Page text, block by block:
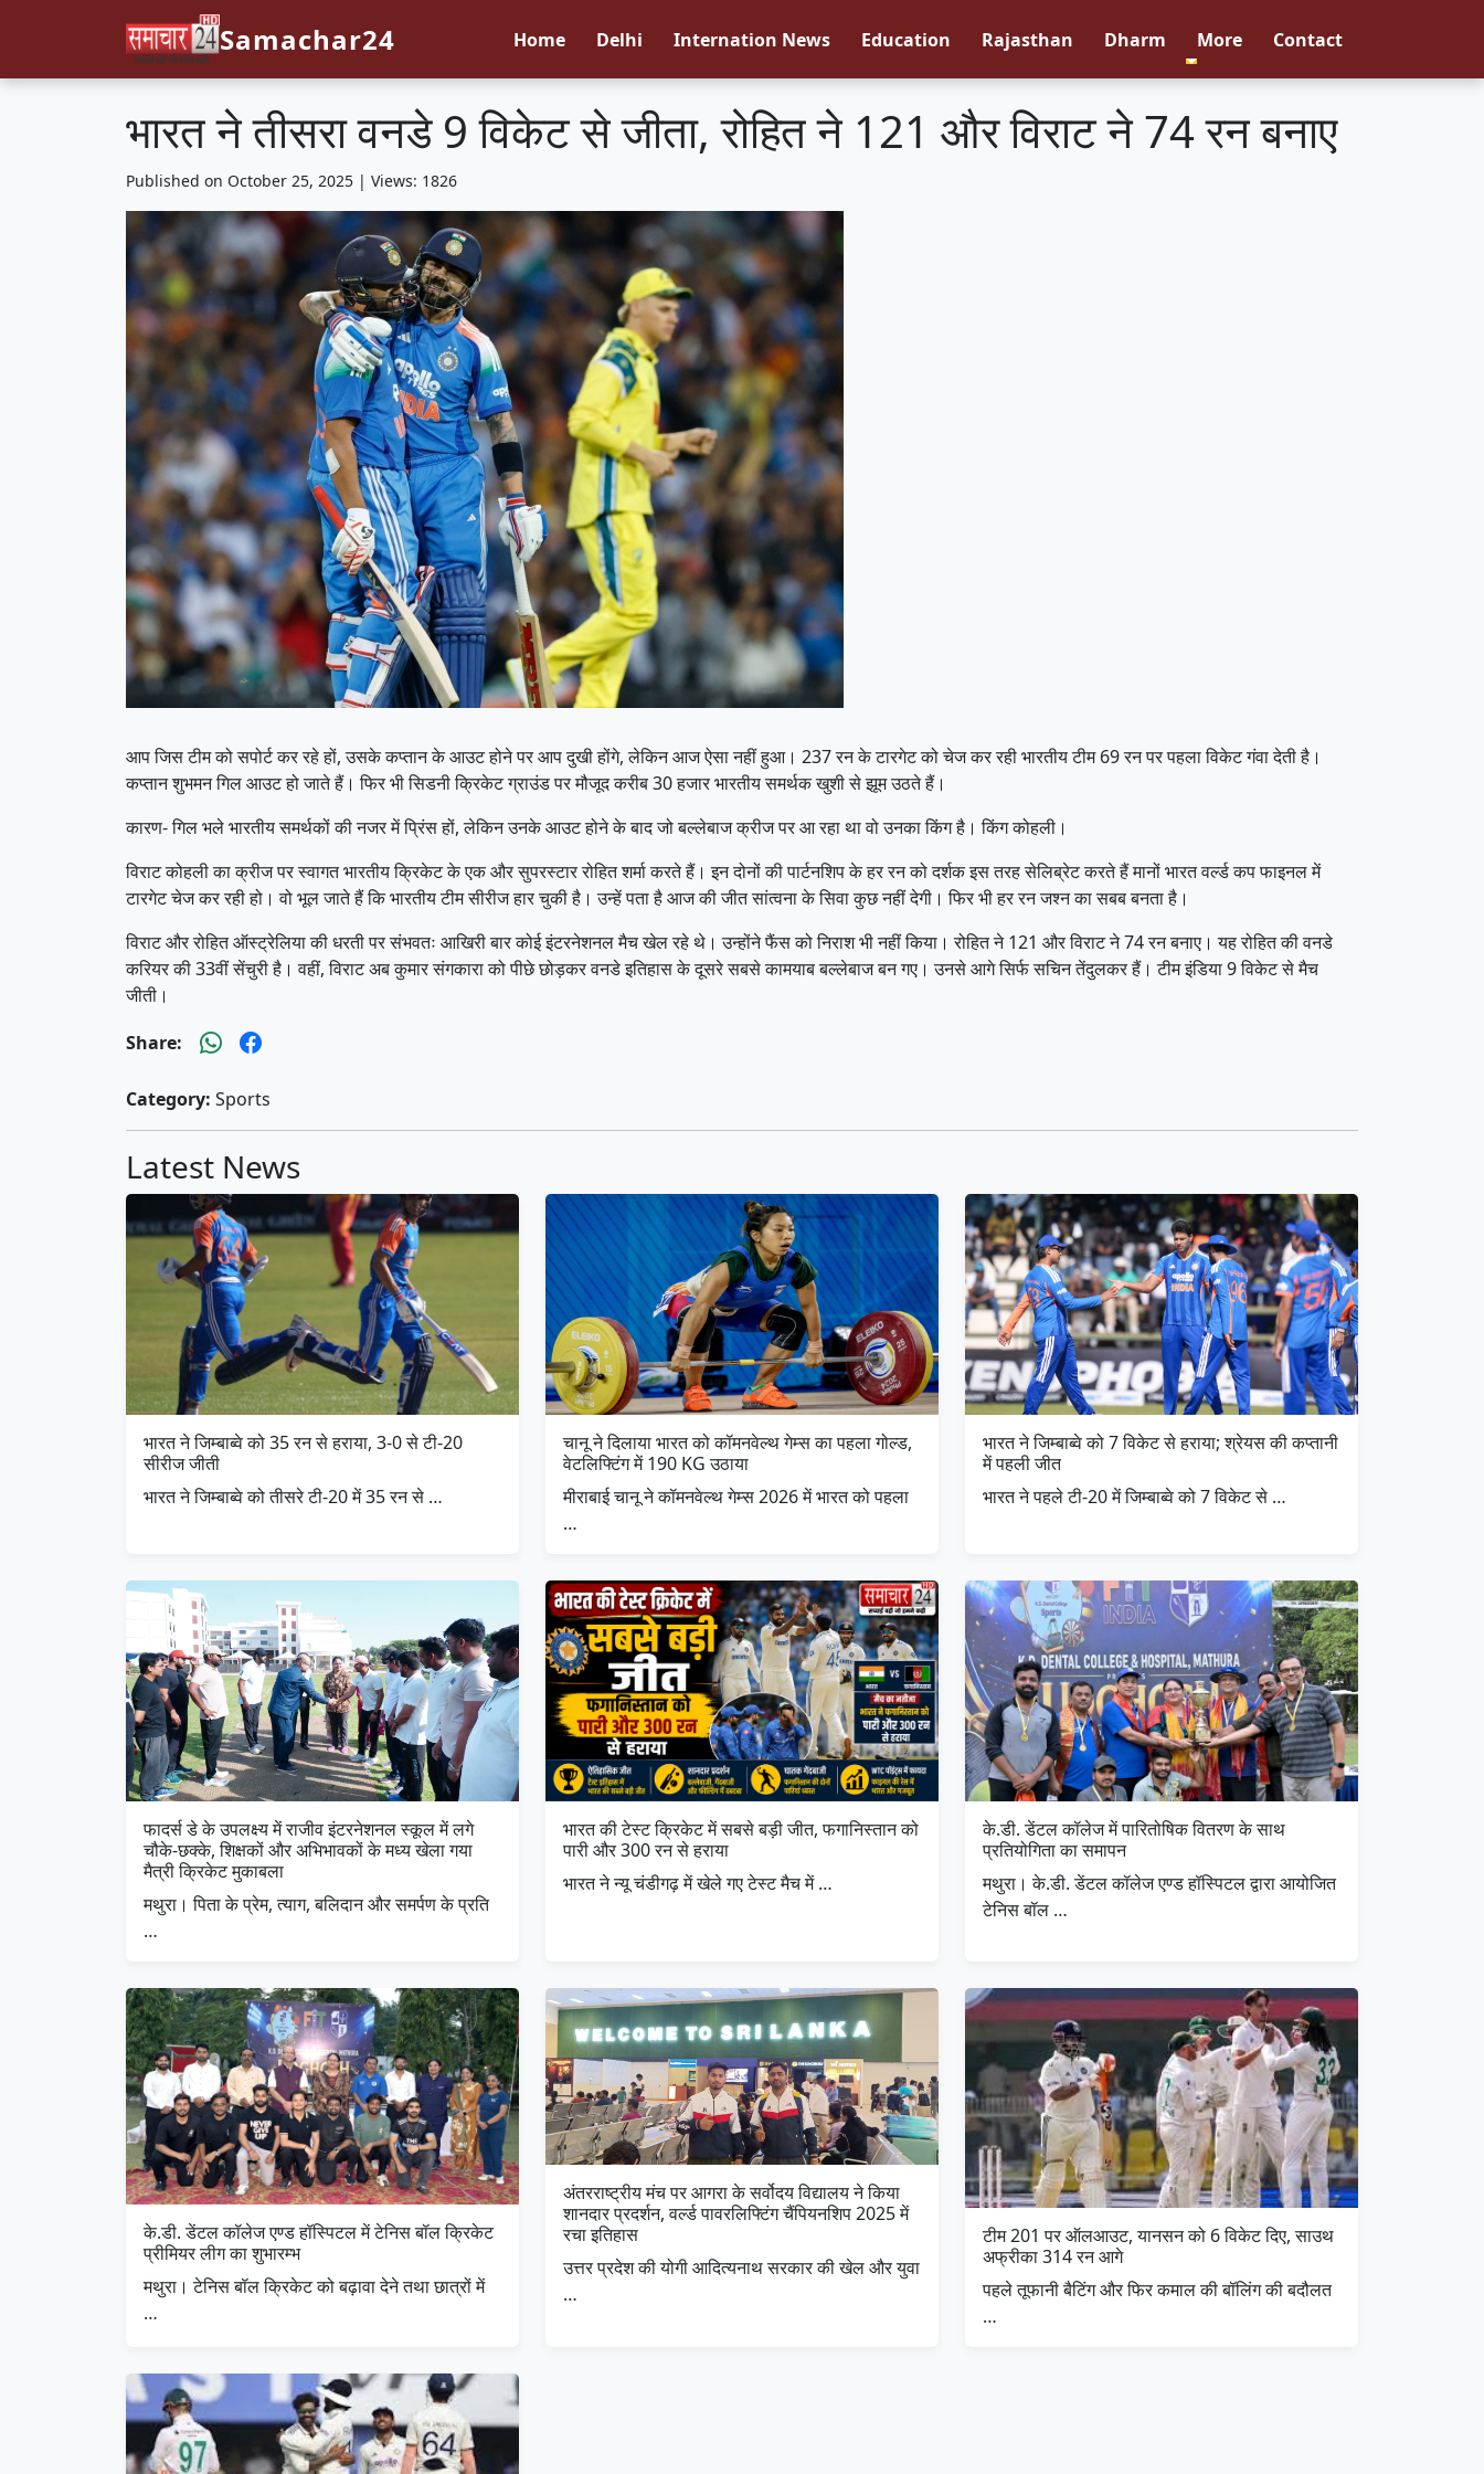
Samachar24 Home Delhi Internation News Education Rajasthan Dharm More Contact
भारत ने तीसरा वनडे 9 विकेट से जीता, रोहित ने 121 और विराट ने 74 रन बनाए
Published on October 25, 2025 | Views: 1826
आप जिस टीम को सपोर्ट कर रहे हों, उसके कप्तान के आउट होने पर आप दुखी होंगे, लेकिन आज ऐसा नहीं हुआ। 237 रन के टारगेट को चेज कर रही भारतीय टीम 69 रन पर पहला विकेट गंवा देती है।
कप्तान शुभमन गिल आउट हो जाते हैं। फिर भी सिडनी क्रिकेट ग्राउंड पर मौजूद करीब 30 हजार भारतीय समर्थक खुशी से झूम उठते हैं।
कारण- गिल भले भारतीय समर्थकों की नजर में प्रिंस हों, लेकिन उनके आउट होने के बाद जो बल्लेबाज क्रीज पर आ रहा था वो उनका किंग है। किंग कोहली।
विराट कोहली का क्रीज पर स्वागत भारतीय क्रिकेट के एक और सुपरस्टार रोहित शर्मा करते हैं। इन दोनों की पार्टनशिप के हर रन को दर्शक इस तरह सेलिब्रेट करते हैं मानों भारत वर्ल्ड कप फाइनल में
टारगेट चेज कर रही हो। वो भूल जाते हैं कि भारतीय टीम सीरीज हार चुकी है। उन्हें पता है आज की जीत सांत्वना के सिवा कुछ नहीं देगी। फिर भी हर रन जश्न का सबब बनता है।
विराट और रोहित ऑस्ट्रेलिया की धरती पर संभवतः आखिरी बार कोई इंटरनेशनल मैच खेल रहे थे। उन्होंने फैंस को निराश भी नहीं किया। रोहित ने 121 और विराट ने 74 रन बनाए। यह रोहित की वनडे
करियर की 33वीं सेंचुरी है। वहीं, विराट अब कुमार संगकारा को पीछे छोड़कर वनडे इतिहास के दूसरे सबसे कामयाब बल्लेबाज बन गए। उनसे आगे सिर्फ सचिन तेंदुलकर हैं। टीम इंडिया 9 विकेट से मैच
जीती।
Share:
Category: Sports
Latest News
भारत ने जिम्बाब्वे को 35 रन से हराया, 3-0 से टी-20
सीरीज जीती
भारत ने जिम्बाब्वे को तीसरे टी-20 में 35 रन से …
चानू ने दिलाया भारत को कॉमनवेल्थ गेम्स का पहला गोल्ड,
वेटलिफ्टिंग में 190 KG उठाया
मीराबाई चानू ने कॉमनवेल्थ गेम्स 2026 में भारत को पहला
…
भारत ने जिम्बाब्वे को 7 विकेट से हराया; श्रेयस की कप्तानी
में पहली जीत
भारत ने पहले टी-20 में जिम्बाब्वे को 7 विकेट से …
फादर्स डे के उपलक्ष्य में राजीव इंटरनेशनल स्कूल में लगे
चौके-छक्के, शिक्षकों और अभिभावकों के मध्य खेला गया
मैत्री क्रिकेट मुकाबला
मथुरा। पिता के प्रेम, त्याग, बलिदान और समर्पण के प्रति
…
भारत की टेस्ट क्रिकेट में सबसे बड़ी जीत, फगानिस्तान को
पारी और 300 रन से हराया
भारत ने न्यू चंडीगढ़ में खेले गए टेस्ट मैच में …
के.डी. डेंटल कॉलेज में पारितोषिक वितरण के साथ
प्रतियोगिता का समापन
मथुरा। के.डी. डेंटल कॉलेज एण्ड हॉस्पिटल द्वारा आयोजित
टेनिस बॉल …
के.डी. डेंटल कॉलेज एण्ड हॉस्पिटल में टेनिस बॉल क्रिकेट
प्रीमियर लीग का शुभारम्भ
मथुरा। टेनिस बॉल क्रिकेट को बढ़ावा देने तथा छात्रों में
…
अंतरराष्ट्रीय मंच पर आगरा के सर्वोदय विद्यालय ने किया
शानदार प्रदर्शन, वर्ल्ड पावरलिफ्टिंग चैंपियनशिप 2025 में
रचा इतिहास
उत्तर प्रदेश की योगी आदित्यनाथ सरकार की खेल और युवा
…
टीम 201 पर ऑलआउट, यानसन को 6 विकेट दिए, साउथ
अफ्रीका 314 रन आगे
पहले तूफानी बैटिंग और फिर कमाल की बॉलिंग की बदौलत
…